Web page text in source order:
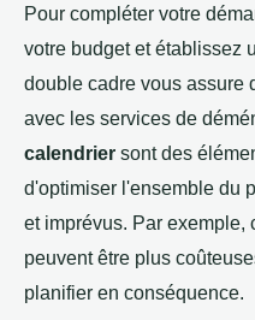
Pour compléter votre
votre budget et établissez
double cadre vous assure
avec les services de
calendrier sont des
d'optimiser l'ensemble du
et imprévus. Par
peuvent être plus
planifier en conséquence.